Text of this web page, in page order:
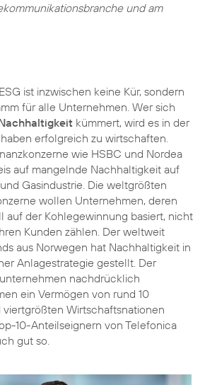
und am
ESG ist inzwischen keine Kür, sondern
für alle Unternehmen. Wer sich
kümmert, wird es in der
erfolgreich zu wirtschaften.
wie HSBC und Nordea
auf mangelnde Nachhaltigkeit auf
Gasindustrie. Die weltgrößten
wollen Unternehmen, deren
auf der Kohlegewinnung basiert, nicht
Kunden zählen. Der weltweit
aus Norwegen hat Nachhaltigkeit in
Anlagestrategie gestellt. Der
nachdrücklich
ein Vermögen von rund 10
Wirtschaftsnationen
10-Anteilseignern von Telefonica
gut so.